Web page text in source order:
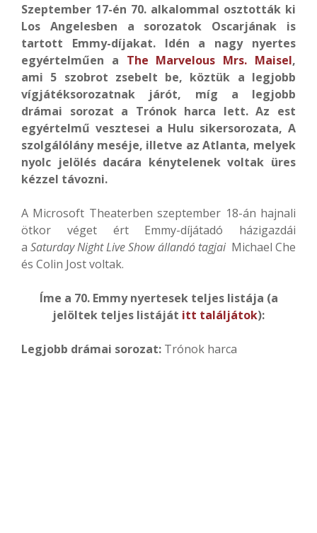
Szeptember 17-én 70. alkalommal osztották ki
Los Angelesben a sorozatok Oscarjának is
tartott Emmy-díjakat. Idén a nagy nyertes
egyértelműen a The Marvelous Mrs. Maisel,
ami 5 szobrot zsebelt be, köztük a legjobb
vígjátéksorozatnak járót, míg a legjobb
drámai sorozat a Trónok harca lett. Az est
egyértelmű vesztesei a Hulu sikersorozata, A
szolgálólány meséje, illetve az Atlanta, melyek
nyolc jelölés dacára kénytelenek voltak üres
kézzel távozni.
A Microsoft Theaterben szeptember 18-án hajnali
ötkor véget ért Emmy-díjátadó házigazdái
aSaturday Night Live Show állandó tagjaiMichael Che
és Colin Jost voltak.
Íme a 70. Emmy nyertesek teljes listája (a
jelöltek teljes listáját itt találjátok):
Legjobb drámai sorozat: Trónok harca